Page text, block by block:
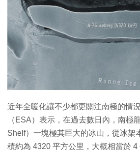
近年全暖化讓不少都更關注南極的情
（ESA）表示，在過去數日內，南極
Shelf）一塊極其巨大的冰山，從冰架
積約為 4320 平方公里，大概相當於 4